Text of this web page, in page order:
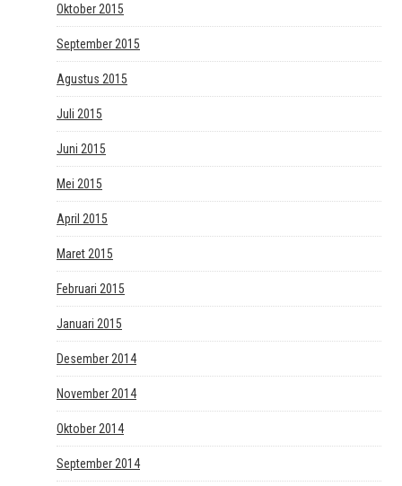
Oktober 2015
September 2015
Agustus 2015
Juli 2015
Juni 2015
Mei 2015
April 2015
Maret 2015
Februari 2015
Januari 2015
Desember 2014
November 2014
Oktober 2014
September 2014